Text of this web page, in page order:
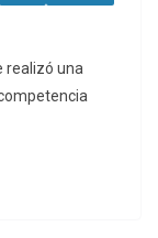
realizó una